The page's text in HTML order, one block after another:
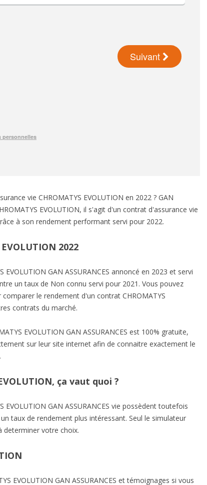
vie CHROMATYS EVOLUTION en 2022 ? GAN
EVOLUTION, il s'agit d'un contrat d'assurance vie
à son rendement performant servi pour 2022.
2022
EVOLUTION GAN ASSURANCES annoncé en 2023 et servi
un taux de Non connu servi pour 2021. Vous pouvez
le rendement d'un contrat CHROMATYS
contrats du marché.
EVOLUTION GAN ASSURANCES est 100% gratuite,
sur leur site internet afin de connaitre exactement le
ça vaut quoi ?
EVOLUTION GAN ASSURANCES vie possèdent toutefois
taux de rendement plus intéressant. Seul le simulateur
determiner votre choix.
EVOLUTION GAN ASSURANCES et témoignages si vous